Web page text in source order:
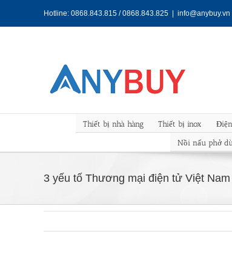
Hotline: 0868.843.815 / 0868.843.825 info@anybuy.vn
Thiết bị nhà hàng Thiết bị inox
Nồi nấu phở
3 yếu tố Thương mại điện tử Việt